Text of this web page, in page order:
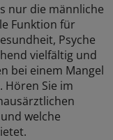
nur die männliche
Funktion für
Psyche
vielfältig und
bei einem Mangel
Hören Sie im
welche